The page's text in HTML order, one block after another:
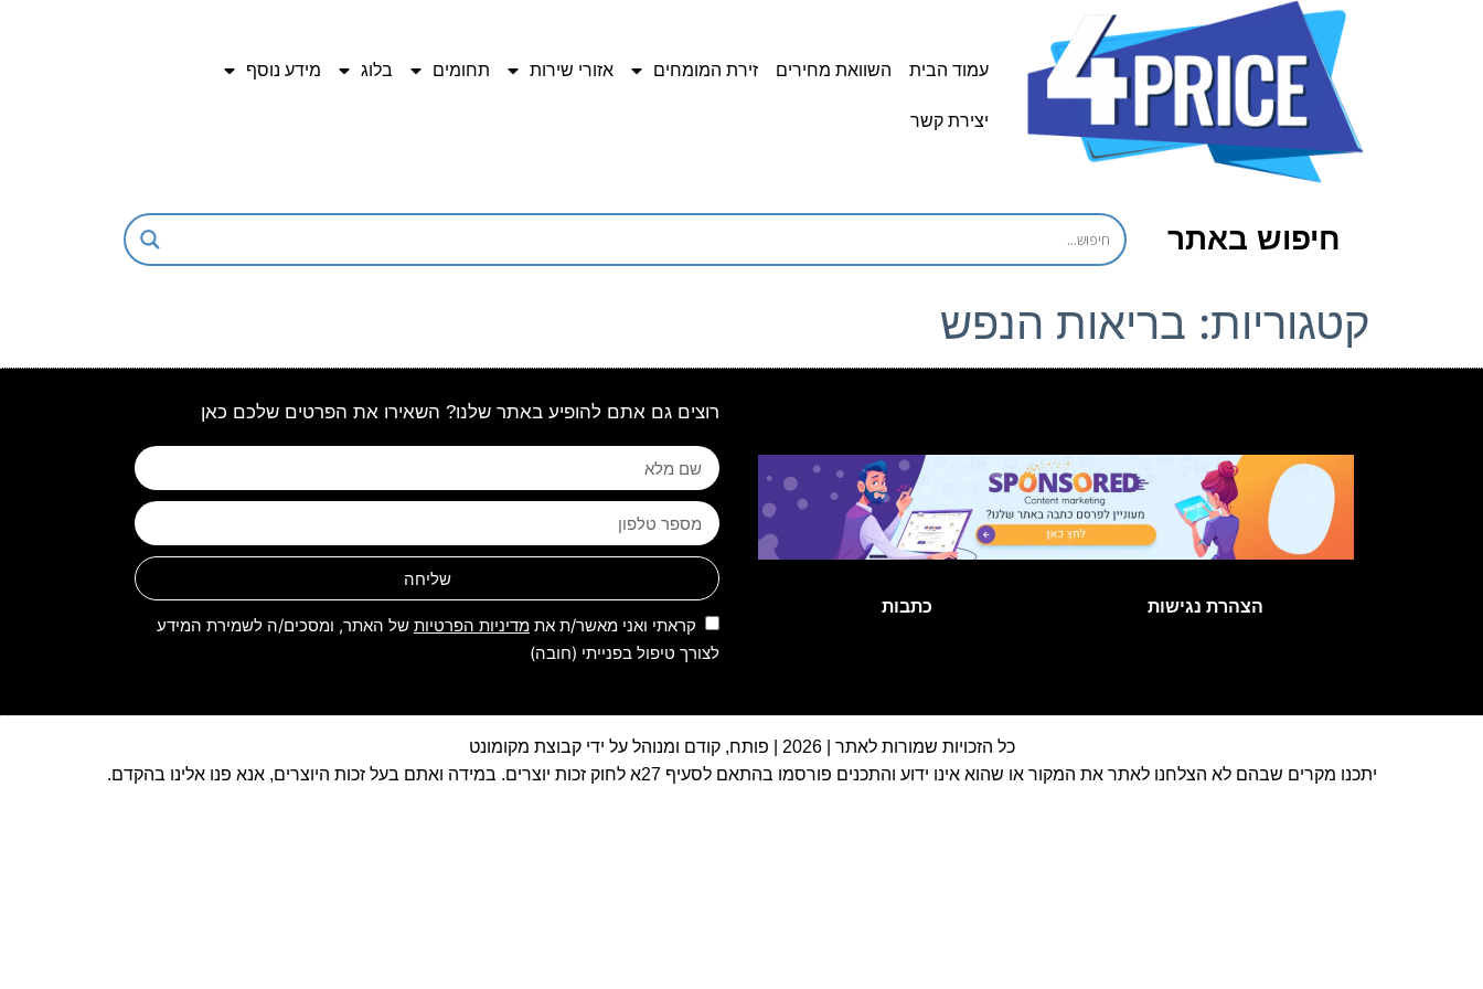
עמוד הבית השוואת מחירים זירת המומחים אזורי שירות תחומים בלוג מידע נוסף
יצירת קשר
חיפוש באתר
קטגוריות: בריאות הנפש
הצהרת נגישות כתבות
רוצים גם אתם להופיע באתר שלנו? השאירו את הפרטים שלכם כאן
שליחה
קראתי ואני מאשר/ת את מדיניות הפרטיות של האתר, ומסכים/ה לשמירת המידע
לצורך טיפול בפנייתי (חובה)
כל הזכויות שמורות לאתר | 2026 | פותח, קודם ומנוהל על ידי קבוצת מקומונט
יתכנו מקרים שבהם לא הצלחנו לאתר את המקור או שהוא אינו ידוע והתכנים פורסמו בהתאם לסעיף 27א לחוק זכות יוצרים. במידה ואתם בעל זכות היוצרים, אנא פנו אלינו בהקדם.